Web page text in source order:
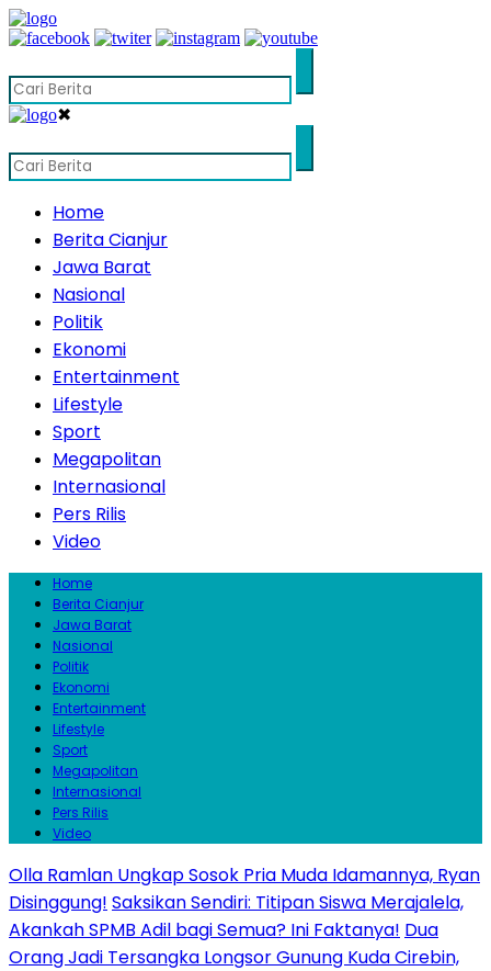
✖
Home
Berita Cianjur
Jawa Barat
Nasional
Politik
Ekonomi
Entertainment
Lifestyle
Sport
Megapolitan
Internasional
Pers Rilis
Video
Home
Berita Cianjur
Jawa Barat
Nasional
Politik
Ekonomi
Entertainment
Lifestyle
Sport
Megapolitan
Internasional
Pers Rilis
Video
Olla Ramlan Ungkap Sosok Pria Muda Idamannya, Ryan
Disinggung! Saksikan Sendiri: Titipan Siswa Merajalela,
Akankah SPMB Adil bagi Semua? Ini Faktanya! Dua
Orang Jadi Tersangka Longsor Gunung Kuda Cirebin,